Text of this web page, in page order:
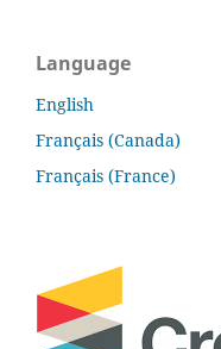
Language
English
Français (Canada)
Français (France)